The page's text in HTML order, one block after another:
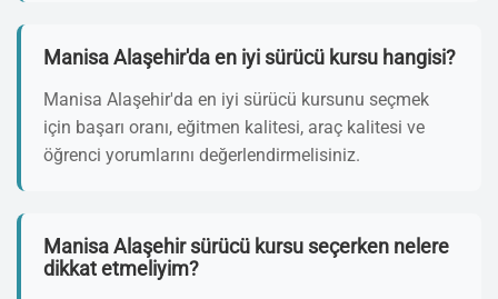
Manisa Alaşehir'da en iyi sürücü kursu hangisi?
Manisa Alaşehir'da en iyi sürücü kursunu seçmek
için başarı oranı, eğitmen kalitesi, araç kalitesi ve
öğrenci yorumlarını değerlendirmelisiniz.
Manisa Alaşehir sürücü kursu seçerken nelere
dikkat etmeliyim?